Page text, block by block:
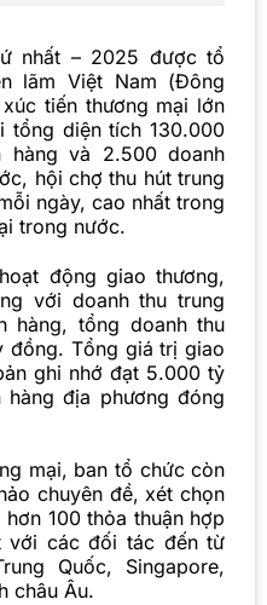
nhất – 2025 được tổ
lãm Việt Nam (Đông
tiến thương mại lớn
tổng diện tích 130.000
hàng và 2.500 doanh
hội chợ thu hút trung
ngày, cao nhất trong
trong nước.
động giao thương,
với doanh thu trung
hàng, tổng doanh thu
đồng. Tổng giá trị giao
ghi nhớ đạt 5.000 tỷ
địa phương đóng
mại, ban tổ chức còn
chuyên đề, xét chọn
100 thỏa thuận hợp
với các đối tác đến từ
Quốc, Singapore,
châu Âu.